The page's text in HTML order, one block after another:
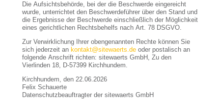
Die Aufsichtsbehörde, bei der die Beschwerde eingereicht
wurde, unterrichtet den Beschwerdeführer über den Stand und
die Ergebnisse der Beschwerde einschließlich der Möglichkeit
eines gerichtlichen Rechtsbehelfs nach Art. 78 DSGVO.
Zur Verwirklichung Ihrer obengenannten Rechte können Sie
sich jederzeit an kontakt@sitewaerts.deoder postalisch an
folgende Anschrift richten: sitewaerts GmbH, Zu den
Vierlinden 18, D-57399 Kirchhundem.
Kirchhundem, den 22.06.2026
Felix Schauerte
Datenschutzbeauftragter der sitewaerts GmbH